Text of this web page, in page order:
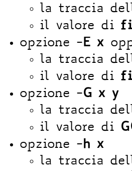
la traccia
il valore di
opzione -E x
la traccia
il valore di
opzione -G x y
la traccia
il valore di
opzione -h x
la traccia